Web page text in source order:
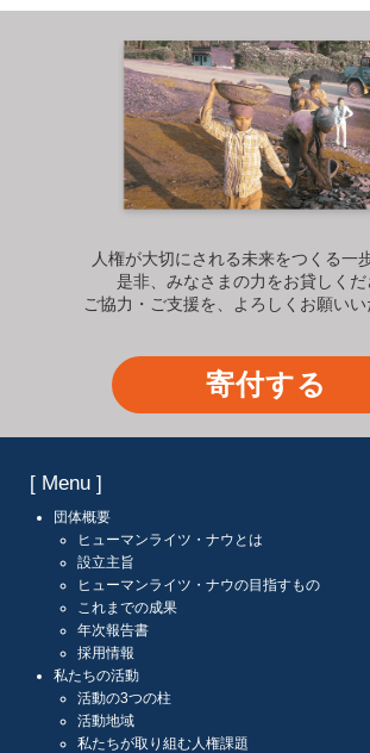
人権が大切にされる未来をつくる一
是非、みなさまの力をお貸しくだ
ご協力・ご支援を、よろしくお願いい
寄付する
[ Menu ]
団体概要
ヒューマンライツ・ナウとは
設立主旨
ヒューマンライツ・ナウの目指すもの
これまでの成果
年次報告書
採用情報
私たちの活動
活動の3つの柱
活動地域
私たちが取り組む人権課題